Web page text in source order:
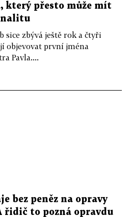
přesto může mít
sice zbývá ještě rok a čtyři
objevovat první jména
Pavla....
bez peněz na opravy
řidič to pozná opravdu